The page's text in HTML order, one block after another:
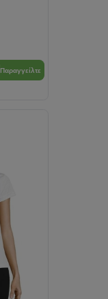
Παραγγείλτε